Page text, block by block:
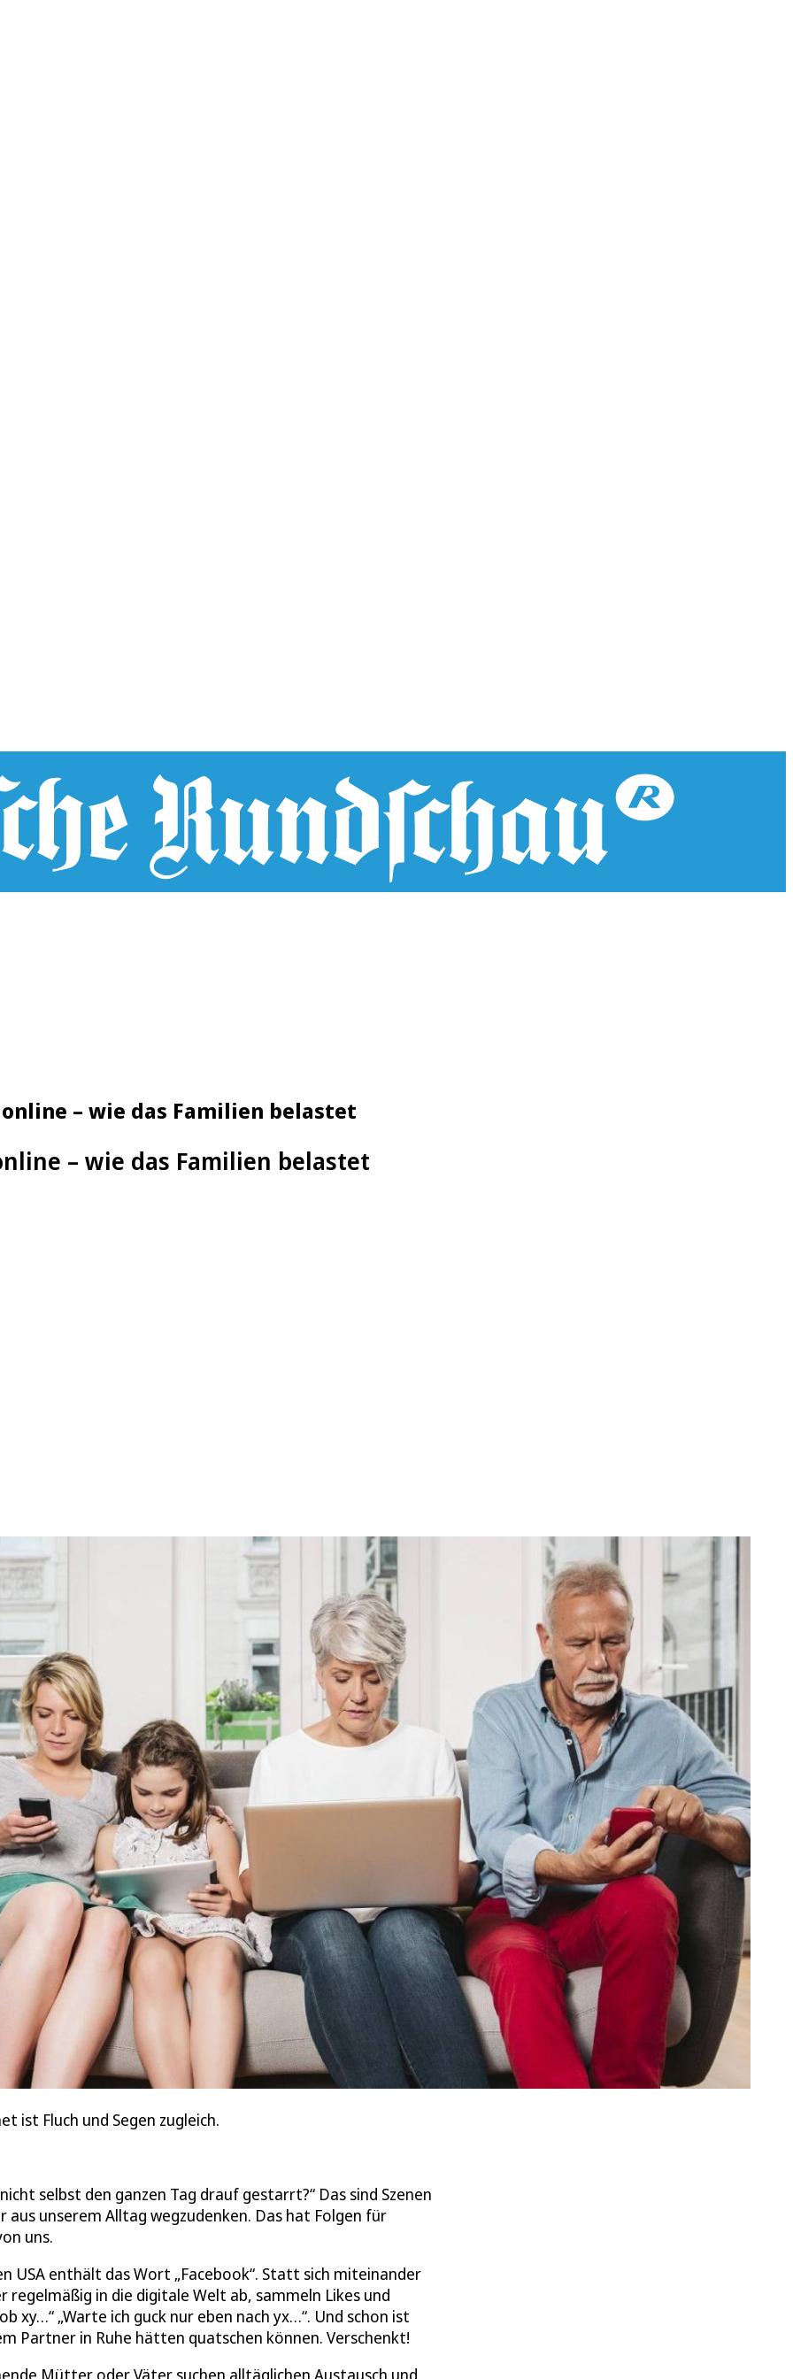
– wie das Familien belastet
– wie das Familien belastet
ist Fluch und Segen zugleich.
selbst den ganzen Tag drauf gestarrt?“ Das sind Szenen
unserem Alltag wegzudenken. Das hat Folgen für
uns.
USA enthält das Wort „Facebook“. Statt sich miteinander
in die digitale Welt ab, sammeln Likes und
xy…“ „Warte ich guck nur eben nach yx…“. Und schon ist
Partner in Ruhe hätten quatschen können. Verschenkt!